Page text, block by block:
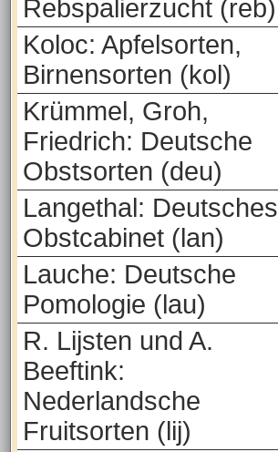
Rebspalierzucht (reb)
Koloc: Apfelsorten,
Birnensorten (kol)
Krümmel, Groh,
Friedrich: Deutsche
Obstsorten (deu)
Langethal: Deutsches
Obstcabinet (lan)
Lauche: Deutsche
Pomologie (lau)
R. Lijsten und A.
Beeftink:
Nederlandsche
Fruitsorten (lij)